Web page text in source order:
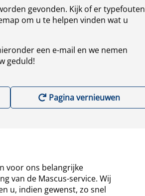
gevonden. Kijk of er typefouten
om u te helpen vinden wat u
een e-mail en we nemen
geduld!
Pagina vernieuwen
voor ons belangrijke
van de Mascus-service. Wij
u, indien gewenst, zo snel